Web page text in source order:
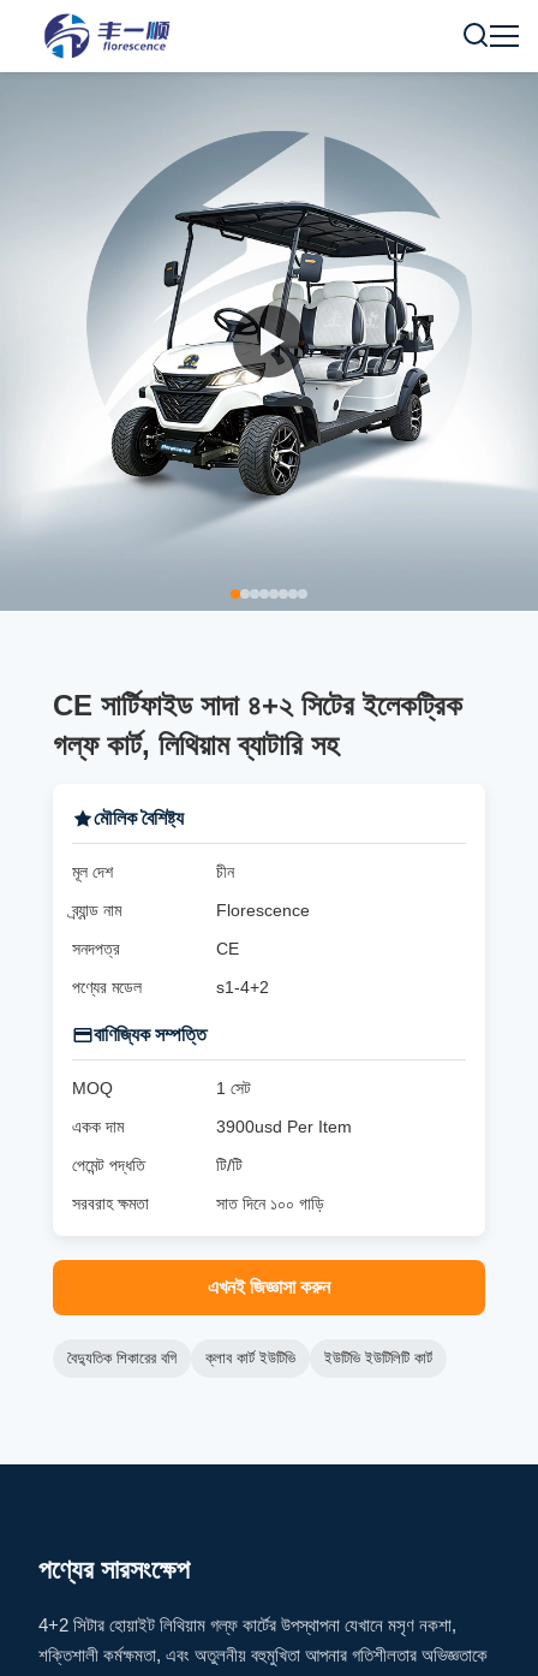
CE সার্টিফাইড সাদা ৪+২ সিটের ইলেকট্রিক
গল্ফ কার্ট, লিথিয়াম ব্যাটারি সহ
মৌলিক বৈশিষ্ট্য
মূল দেশ
চীন
ব্র্যান্ড নাম
Florescence
সনদপত্র
CE
পণ্যের মডেল
s1-4+2
বাণিজ্যিক সম্পত্তি
MOQ
1 সেট
একক দাম
3900usd Per Item
পেমেন্ট পদ্ধতি
টি/টি
সরবরাহ ক্ষমতা
সাত দিনে ১০০ গাড়ি
এখনই জিজ্ঞাসা করুন
বৈদ্যুতিক শিকারের বগি ক্লাব কার্ট ইউটিভি ইউটিভি ইউটিলিটি কার্ট
পণ্যের সারসংক্ষেপ
4+2 সিটার হোয়াইট লিথিয়াম গল্ফ কার্টের উপস্থাপনা যেখানে মসৃণ নকশা,
শক্তিশালী কর্মক্ষমতা, এবং অতুলনীয় বহুমুখিতা আপনার গতিশীলতার অভিজ্ঞতাকে